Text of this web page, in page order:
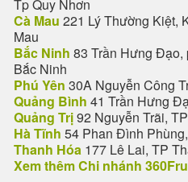
Tp Quy Nhơn
Cà Mau 221 Lý Thường Kiệt,
Mau
Bắc Ninh 83 Trần Hưng Đạo,
Bắc Ninh
Phú Yên 30A Nguyễn Công
Quảng Bình 41 Trần Hưng
Quảng Trị92 Nguyễn Trãi,
Hà Tĩnh 54 Phan Đình
Thanh Hóa 177 Lê Lai, TP
Xem thêm Chi nhánh